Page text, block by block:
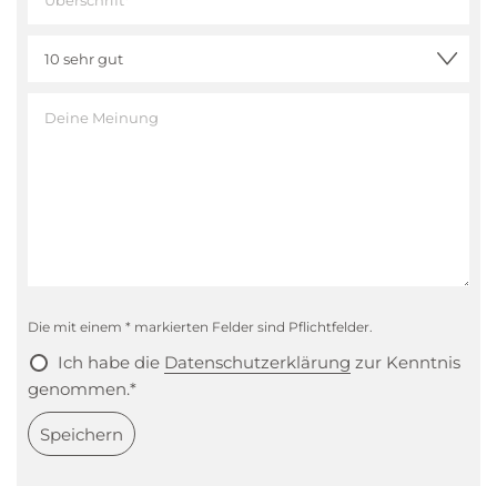
Die mit einem * markierten Felder sind Pflichtfelder.
Ich habe die Datenschutzerklärung zur Kenntnis
genommen.*
Speichern